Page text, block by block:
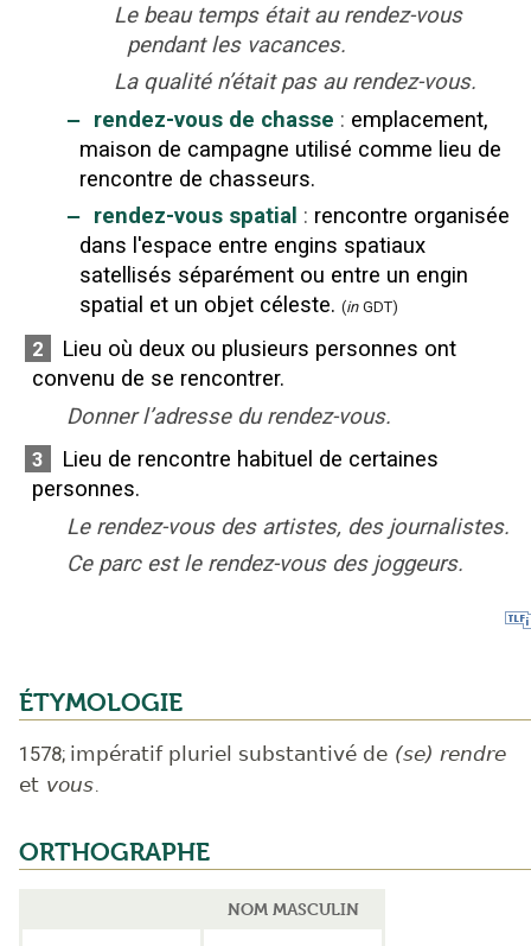
Le beau temps était au rendez-vous
pendant les vacances.
La qualité n’était pas au rendez-vous.
‒ rendez-vous de chasse : emplacement,
maison de campagne utilisé comme lieu de
rencontre de chasseurs.
‒ rendez-vous spatial : rencontre organisée
dans l'espace entre engins spatiaux
satellisés séparément ou entre un engin
spatial et un objet céleste. (in GDT)
2
Lieu où deux ou plusieurs personnes ont
convenu de se rencontrer.
Donner l’adresse du rendez-vous.
3
Lieu de rencontre habituel de certaines
personnes.
Le rendez-vous des artistes, des journalistes.
Ce parc est le rendez-vous des joggeurs.
ÉTYMOLOGIE
1578; impératif pluriel substantivé de (se) rendre
et vous.
ORTHOGRAPHE
NOM MASCULIN